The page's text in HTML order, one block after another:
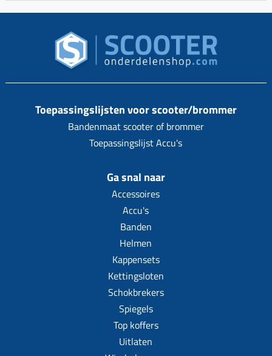
Toepassingslijsten voor scooter/brommer
Bandenmaat scooter of brommer
Toepassingslijst Accu's
Ga snal naar
Accessoires
Accu's
Banden
Helmen
Kappensets
Kettingsloten
Schokbrekers
Spiegels
Top koffers
Uitlaten